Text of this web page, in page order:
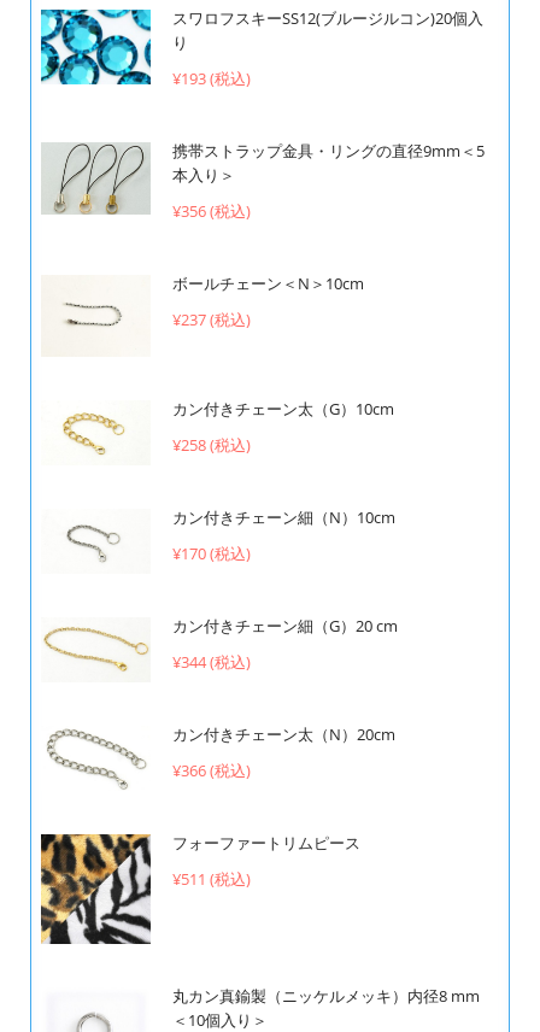
スワロフスキーSS12(ブルージルコン)20個入
り
¥193 (税込)
携帯ストラップ金具・リングの直径9mm＜5
本入り＞
¥356 (税込)
ボールチェーン＜N＞10cm
¥237 (税込)
カン付きチェーン太（G）10cm
¥258 (税込)
カン付きチェーン細（N）10cm
¥170 (税込)
カン付きチェーン細（G）20 cm
¥344 (税込)
カン付きチェーン太（N）20cm
¥366 (税込)
フォーファートリムピース
¥511 (税込)
丸カン真鍮製（ニッケルメッキ）内径8 mm
＜10個入り＞